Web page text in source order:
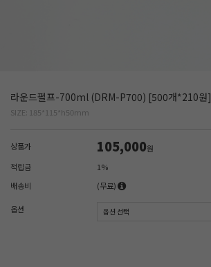
라운드펄프-700ml (DRM-P700) [500개*210원]
SIZE: 185*115*h50mm
상품가 105,000원
적립금
1%
배송비
(무료)
옵션